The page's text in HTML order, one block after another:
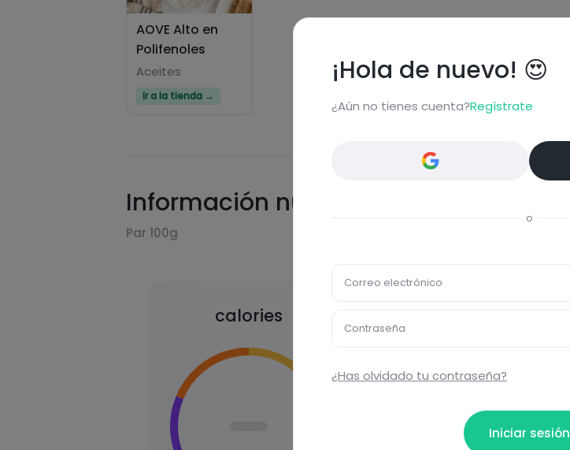
AOVE Alto en
Polifenoles
Aceites
Ir a la tienda →
Información nutricional
Par 100g
calories
protéines
¡Hola de nuevo! 😍
¿Aún no tienes cuenta?Regístrate
o
Correo electrónico
Contraseña
¿Has olvidado tu contraseña?
Iniciar sesión